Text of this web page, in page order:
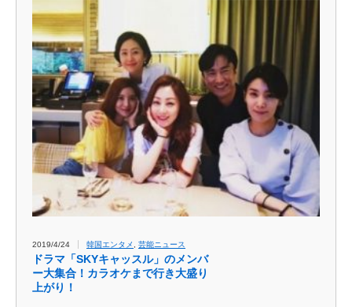
2019/4/24 韓国エンタメ 芸能ニュース
ドラマ「SKYキャッスル」のメンバ
ー大集合！カラオケまで行き大盛り
上がり！